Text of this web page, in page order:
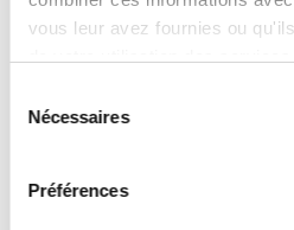
vous leur avez fournies ou
également que vos données
conformément à l'article 49,
RGPD (Règlement général
DSGVO pour Datenschutz-
Nécessaires
Préférences
identifiable, all brands and
this website are legally
marked with the symbol ®.